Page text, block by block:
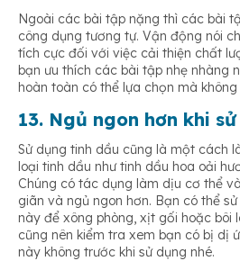
Ngoài các bài tập nặng thì các bài
công dụng tương tự. Vận động nói
tích cực đối với việc cải thiện chất
bạn ưu thích các bài tập nhẹ nhàng
hoàn toàn có thể lựa chọn mà không
13. Ngủ ngon hơn khi
Sử dụng tinh dầu cũng là một cách
loại tinh dầu như tinh dầu hoa oải
Chúng có tác dụng làm dịu cơ thể
giãn và ngủ ngon hơn. Bạn có thể
này để xông phòng, xịt gối hoặc bôi
cũng nên kiểm tra xem bạn có bị dị
này không trước khi sử dụng nhé.